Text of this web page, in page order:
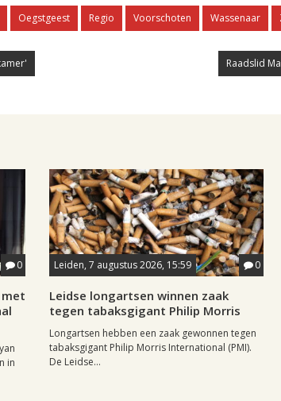
Oegstgeest Regio Voorschoten Wassenaar
Raadslid
0
in
Leiden, 7 augustus 2026, 15:59 0
Leidse longartsen winnen zaak
tegen tabaksgigant Philip Morris
Longartsen hebben een zaak gewonnen tegen
tabaksgigant Philip Morris International (PMI).
De Leidse...